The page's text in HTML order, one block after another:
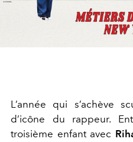
L’année qui s’achève
d’icône du rappeur.
troisième enfant avec